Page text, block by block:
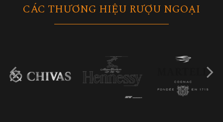
CÁC THƯƠNG HIỆU RƯỢU NGOẠI